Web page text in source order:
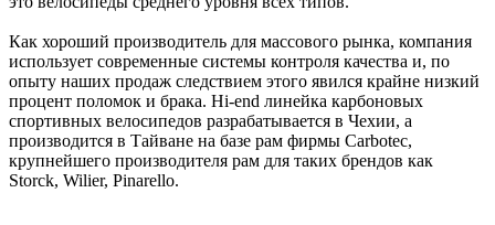
Как хороший производитель для массового рынка, компания
использует современные системы контроля качества и, по
опыту наших продаж следствием этого явился крайне низкий
процент поломок и брака. Hi-end линейка карбоновых
спортивных велосипедов разрабатывается в Чехии, а
производится в Тайване на базе рам фирмы Carbotec,
крупнейшего производителя рам для таких брендов как
Storck, Wilier, Pinarello.